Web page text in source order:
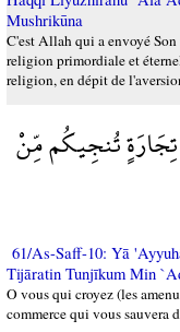
Mushrikūna
C'est Allah qui a envoyé
religion primordiale et
religion, en dépit de
تِجَارَةٍ تُنجِيكُم مِّنْ
61/As-Saff-10: Yā
Tijāratin Tunjīkum Min
O vous qui croyez (les
commerce qui vous sauvera